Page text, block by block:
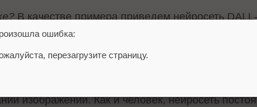
В качестве примера приведем нейросеть
Пользователь описывает, какой должна быть
выдавать релевантные ответы, нейросеть
к этому проанализировала огромные
При этом DALL-E продолжает развиваться,
изображений. Как и человек, нейросеть
ошибка:
перезагрузите страницу.